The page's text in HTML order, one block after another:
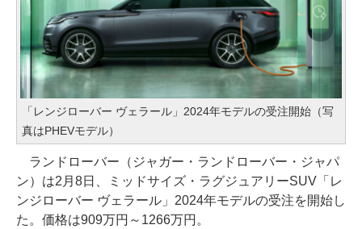
「レンジローバー ヴェラール」2024年モデルの受注開始（写
真はPHEVモデル）
ランドローバー（ジャガー・ランドローバー・ジャパ
ン）は2月8日、ミッドサイズ・ラグジュアリーSUV「レ
ンジローバー ヴェラール」2024年モデルの受注を開始し
た。価格は909万円～1266万円。